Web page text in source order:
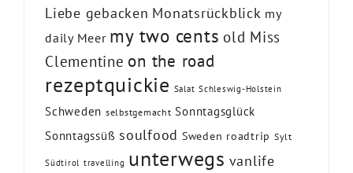
Liebe gebacken Monatsrückblick my
daily Meer my two cents old Miss
Clementine on the road
rezeptquickie Salat Schleswig-Holstein
Schweden selbstgemacht Sonntagsglück
Sonntagssüß soulfood Sweden roadtrip Sylt
Südtirol travelling unterwegs vanlife